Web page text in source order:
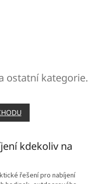
ostatní kategorie.
kdekoliv na
řešení pro nabíjení